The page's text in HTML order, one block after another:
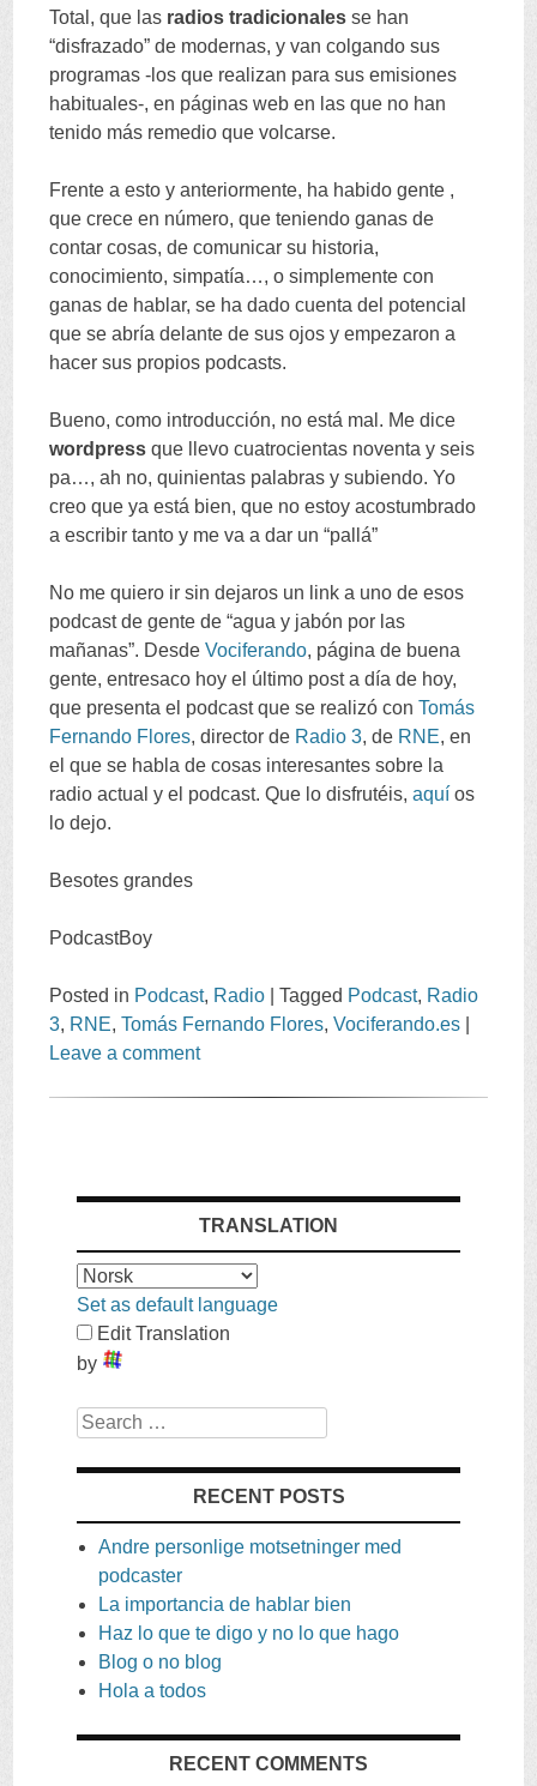
Total ,que las radios tradicionales se han
“disfrazado”de modernas,y van colgando sus
programas -los que realizan para sus emisiones
habituales-,en páginas web en las que no han
tenido más remedio que volcarse.
Frente a esto y anteriormente, ha habido gente ,
que crece en número,que teniendo ganas de
contar cosas,de comunicar su historia,
conocimiento,simpatía…,o simplemente con
ganas de hablar,se ha dado cuenta del potencial
que se abría delante de sus ojos y empezaron a
hacer sus propios podcasts.
Bueno,como introducción, no está mal . Me dice
wordpress que llevo cuatrocientas noventa y seis
pa…,ah no,quinientas palabras y subiendo.Yo
creo que ya está bien,que no estoy acostumbrado
a escribir tanto y me va a dar un “pallá”
No me quiero ir sin dejaros un link a uno de esos
podcast de gente de “agua y jabón por las
mañanas”. Desde Vociferando, página de buena
gente,entresaco hoy el último post a día de hoy,
que presenta el podcast que se realizó con Tomás
Fernando Flores,director de Radio 3,de RNE,en
el que se habla de cosas interesantes sobre la
radio actual y el podcast.Que lo disfrutéis,aquí os
lo dejo.
Besotes grandes
PodcastBoy
Posted in Podcast, Radio |Tagged Podcast, Radio
3, RNE,Tomás Fernando Flores,Vociferando.es
Leave a comment
TRANSLATION
Set as default language
Edit Translation
by
Search
RECENT POSTS
Andre personlige motsetninger med
podcaster
La importancia de hablar bien
Haz lo que te digo y no lo que hago
Blog o no blog
Hola a todos
RECENT COMMENTS